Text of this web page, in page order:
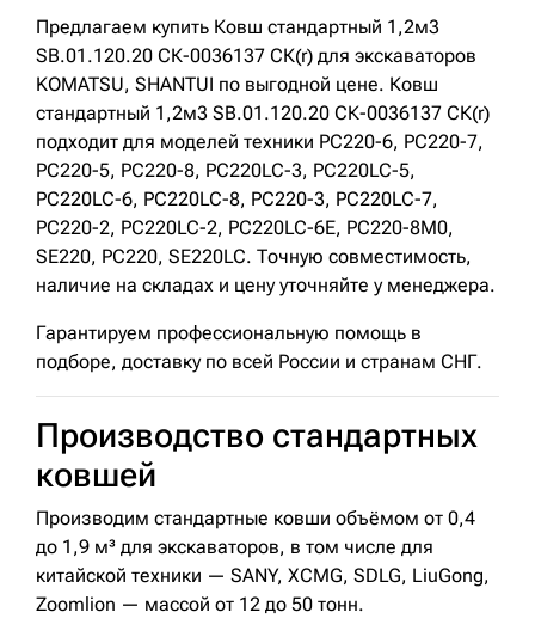
Предлагаем купить Ковш стандартный 1,2м3
SB.01.120.20 СК-0036137 СК(r) для экскаваторов
KOMATSU, SHANTUI по выгодной цене. Ковш
стандартный 1,2м3 SB.01.120.20 СК-0036137 СК(r)
подходит для моделей техники PC220-6, PC220-7,
PC220-5, PC220-8, PC220LC-3, PC220LC-5,
PC220LC-6, PC220LC-8, PC220-3, PC220LC-7,
PC220-2, PC220LC-2, PC220LC-6E, PC220-8M0,
SE220, PC220, SE220LC. Точную совместимость,
наличие на складах и цену уточняйте у менеджера.
Гарантируем профессиональную помощь в
подборе, доставку по всей России и странам СНГ.
Производство стандартных
ковшей
Производим стандартные ковши объёмом от 0,4
до 1,9 м³ для экскаваторов, в том числе для
китайской техники — SANY, XCMG, SDLG, LiuGong,
Zoomlion — массой от 12 до 50 тонн.